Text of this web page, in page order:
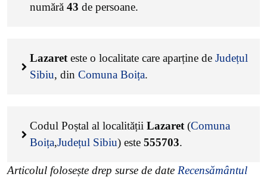
numără 43 de persoane.
Lazaret este o localitate care aparține de Județul
Sibiu, din Comuna Boița.
Codul Poștal al localității Lazaret (Comuna
Boița,Județul Sibiu) este 555703.
Articolul folosește drep surse de date Recensământul